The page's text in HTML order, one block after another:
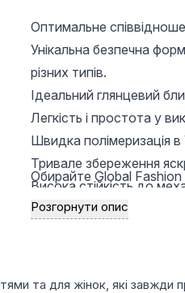
Гель-лак BLACK
ELITE 210, Global
Fashion, 8 мл
Оптимальне
Унікальна безпечна
різних типів.
Ідеальний глянцевий
Легкість і простота у
Швидка полімеризація в
Тривале збереження
Висока стійкість до
протягом усього періоду
Великий вибір текстур:
Обирайте Global Fashion
Розгорнути опис
та для жінок, які завжди